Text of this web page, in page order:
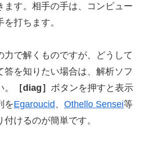
ます。相手の手は、コンピュー
打ちます。
力で解くものですが、どうして
答を知りたい場合は、解析ソフ
［diag］ ボタンを押すと表示
をEgaroucid、 Othello Sensei等
けるのが簡単です。